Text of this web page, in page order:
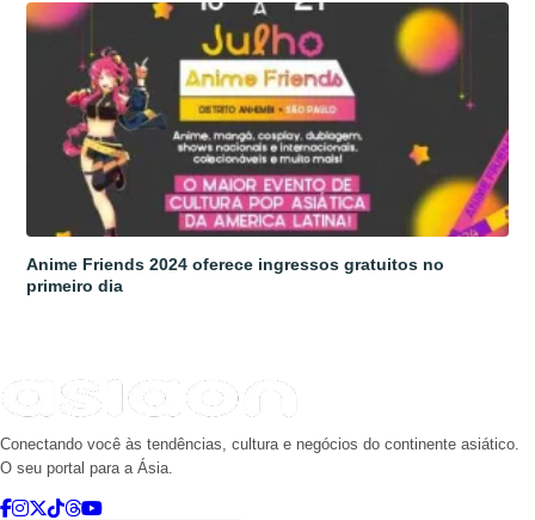
Anime Friends 2024 oferece ingressos gratuitos no
primeiro dia
Conectando você às tendências, cultura e negócios do continente asiático.
O seu portal para a Ásia.